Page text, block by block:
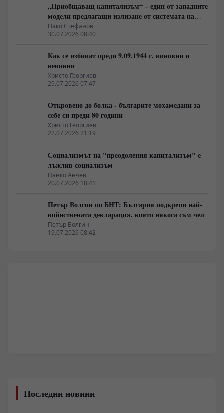
„Приобщаващ капитализъм“ – един от западните
модели предлагащи излизане от системата на
неолиберализма
Нако Стефанов
30.07.2026 08:40
Как се избиват преди 9.09.1944 г. виновни и
невинни
Христо Георгиев
29.07.2026 07:47
Откровено до болка - българите мохамедани за
себе си преди 80 години
Христо Георгиев
22.07.2026 21:19
Социализмът на "преодоления капитализъм" е
лъжлив социализъм
Панко Анчев
20.07.2026 18:41
Петър Волгин по БНТ: България подкрепи най-
войнствената декларация, която някога съм чел
Петър Волгин
19.07.2026 08:42
Последни новини